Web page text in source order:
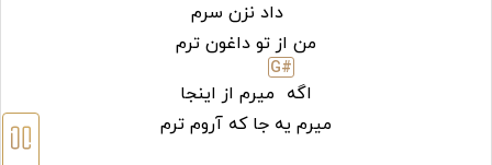
داد نزن سرم
من از تو داغون ترم
اگه
G#
میرم از اینجا
میرم یه جا که آروم ترم